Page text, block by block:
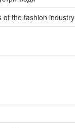
of the fashion industry